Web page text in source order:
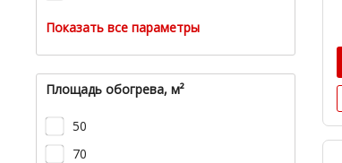
Показать все параметры
Площадь обогрева, м²
50
70